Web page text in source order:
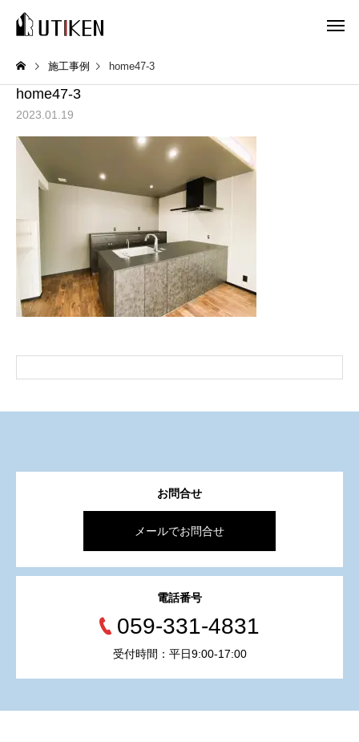
施工事例 home47-3
home47-3
2023.01.19
お問合せ
メールでお問合せ
電話番号
059-331-4831
受付時間：平日9:00-17:00